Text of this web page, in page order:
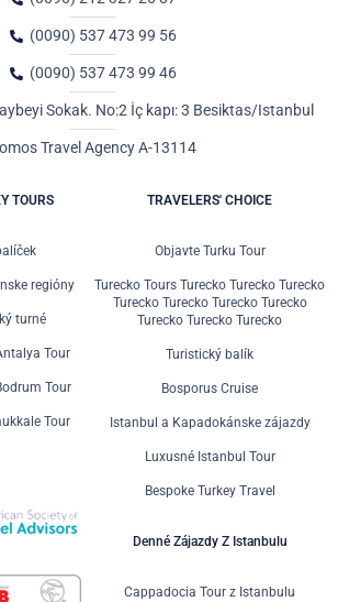
(0090) 537 473 99 56
(0090) 537 473 99 46
Sokak. No:2 İç kapı: 3 Besiktas/Istanbul
Travel Agency A-13114
TOURS
regióny
turné
Tour
Tour
Tour
TRAVELERS' CHOICE
Objavte Turku Tour
Turecko Tours Turecko Turecko Turecko
Turecko Turecko Turecko Turecko
Turecko Turecko Turecko
Turistický balík
Bosporus Cruise
Istanbul a Kapadokánske zájazdy
Luxusné Istanbul Tour
Bespoke Turkey Travel
Denné Zájazdy Z Istanbulu
Cappadocia Tour z Istanbulu